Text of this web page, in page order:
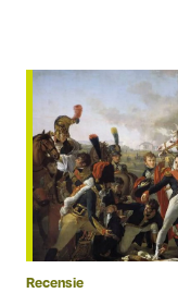
Recensie